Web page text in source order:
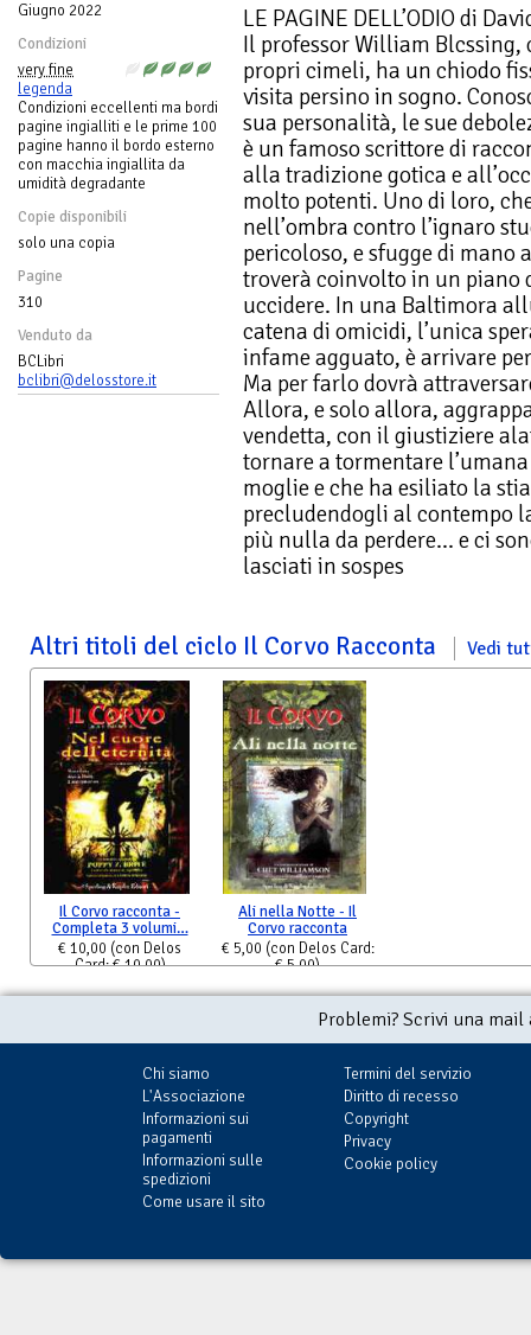
Giugno 2022
Condizioni
very fine
legenda
Condizioni eccellenti ma bordi
pagine ingialliti e le prime 100
pagine hanno il bordo esterno
con macchia ingiallita da
umidità degradante
Copie disponibili
solo una copia
Pagine
310
Venduto da
BCLibri
bclibri@delosstore.it
LE PAGINE DELL’ODIO di
Il professor William
propri cimeli, ha un chiodo
visita persino in sogno.
sua personalità, le sue
è un famoso scrittore di
alla tradizione gotica e
molto potenti. Uno di loro,
nell’ombra contro l’ignaro
pericoloso, e sfugge di mano
troverà coinvolto in un piano
uccidere. In una Baltimora
catena di omicidi, l’unica
infame agguato, è arrivare
Ma per farlo dovrà
Allora, e solo allora,
vendetta, con il giustiziere
tornare a tormentare
moglie e che ha esiliato la
precludendogli al contempo
più nulla da perdere... e ci
lasciati in sospes
Altri titoli del ciclo Il Corvo Racconta Vedi
Il Corvo racconta -
Completa 3 volumi…
€ 10,00 (con Delos
Card: € 10,00)
Ali nella Notte - Il
Corvo racconta
€ 5,00 (con Delos Card:
€ 5,00)
Problemi? Scrivi una
Chi siamo
L'Associazione
Informazioni sui
pagamenti
Informazioni sulle
spedizioni
Come usare il sito
Termini del servizio
Diritto di recesso
Copyright
Privacy
Cookie policy